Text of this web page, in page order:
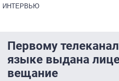
ИНТЕРВЬЮ
Первому
языке выдана
вещание